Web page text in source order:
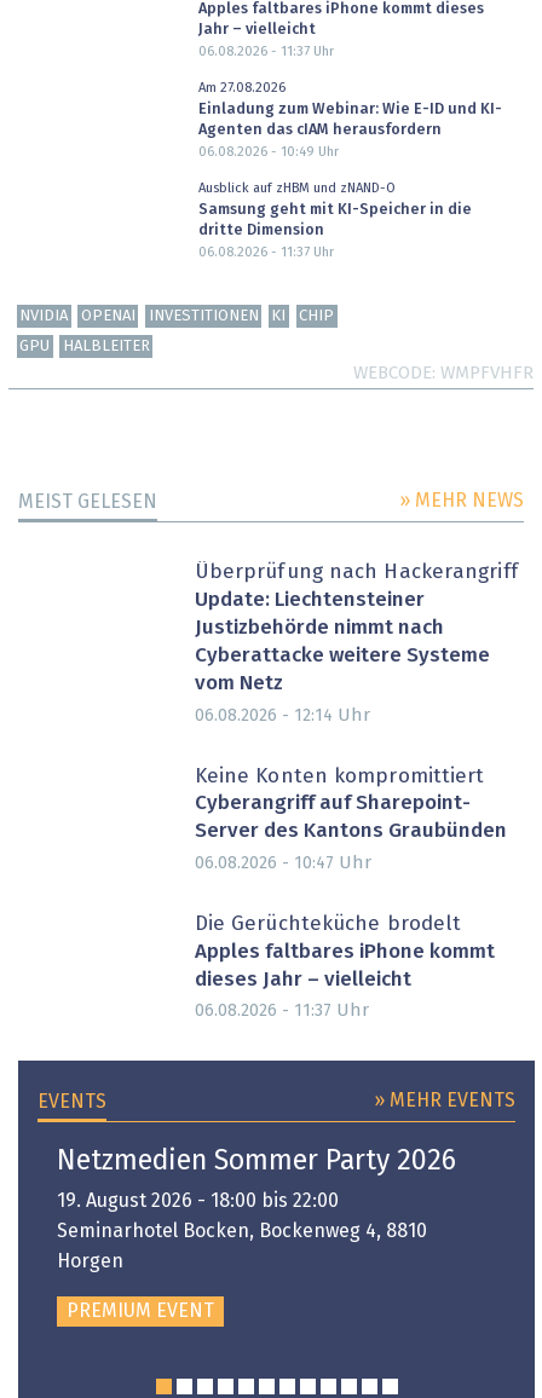
Apples faltbares iPhone kommt dieses
Jahr – vielleicht
06.08.2026 - 11:37Uhr
Am 27.08.2026
Einladung zum Webinar: Wie E-ID und KI-
Agenten das cIAM herausfordern
06.08.2026 - 10:49 Uhr
Ausblick auf zHBM und zNAND-O
Samsung geht mit KI-Speicher in die
dritte Dimension
06.08.2026 - 11:37Uhr
NVIDIA OPENAI INVESTITIONEN KI
CHIP
GPU
HALBLEITER
WEBCODE WMPFVHFR
MEIST GELESEN » MEHR NEWS
Überprüfung nach Hackerangriff
Update: Liechtensteiner
Justizbehörde nimmt nach
Cyberattacke weitere Systeme
vom Netz
06.08.2026 - 12:14 Uhr
Keine Konten kompromittiert
Cyberangriff auf Sharepoint-
Server des Kantons Graubünden
06.08.2026 - 10:47 Uhr
Die Gerüchteküche brodelt
Apples faltbares iPhone kommt
dieses Jahr – vielleicht
06.08.2026 - 11:37 Uhr
EVENTS » MEHR EVENTS
Netzmedien Sommer Party 2026
19. August 2026 - 18:00 bis 22:00
Seminarhotel Bocken, Bockenweg 4, 8810
Horgen
PREMIUM EVENT